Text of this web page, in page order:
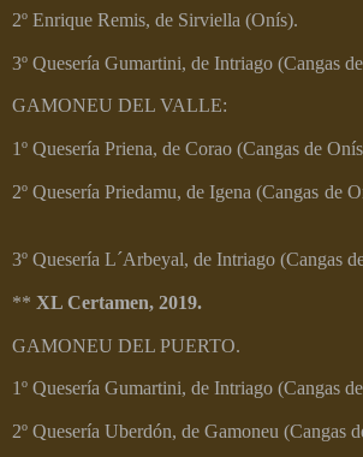
2º Enrique Remis, de Sirviella (Onís).
3º Quesería Gumartini, de Intriago (Cangas
GAMONEU DEL VALLE:
1º Quesería Priena, de Corao (Cangas de
2º Quesería Priedamu, de Igena
3º Quesería L´Arbeyal, de Intriago (Cangas
** XL Certamen, 2019.
GAMONEU DEL PUERTO.
1º Quesería Gumartini, de Intriago (Cangas
2º Quesería Uberdón, de Gamoneu (Cangas